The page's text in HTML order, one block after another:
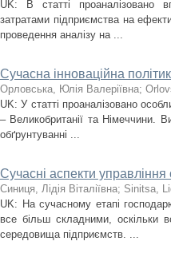
UK: В статті проаналізовано
затратами підприємства на
проведення аналізу на ...
Сучасна інноваційна
Орловська, Юлія Валеріївна;
UK: У статті проаналізовано
– Великобританії та Німеччини.
обґрунтуванні ...
Сучасні аспекти
Синиця, Лідія Віталіївна; Sinitsa,
UK: На сучасному етапі
все більш складними, оскільки
середовища підприємств. ...